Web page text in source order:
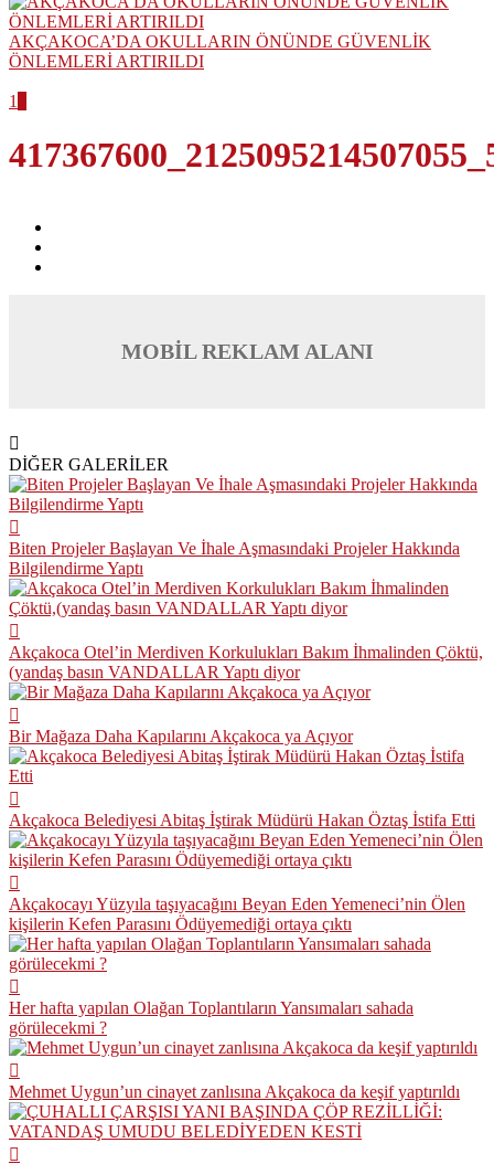
AKÇAKOCA’DA OKULLARIN ÖNÜNDE GÜVENLİK
ÖNLEMLERİ ARTIRILDI
1
MOBİL REKLAM ALANI
DİĞER GALERİLER
Biten Projeler Başlayan Ve İhale Aşmasındaki Projeler Hakkında
Bilgilendirme Yaptı
Akçakoca Otel’in Merdiven Korkulukları Bakım İhmalinden Çöktü,
(yandaş basın VANDALLAR Yaptı diyor
Bir Mağaza Daha Kapılarını Akçakoca ya Açıyor
Akçakoca Belediyesi Abitaş İştirak Müdürü Hakan Öztaş İstifa Etti
Akçakocayı Yüzyıla taşıyacağını Beyan Eden Yemeneci’nin Ölen
kişilerin Kefen Parasını Ödüyemediği ortaya çıktı
Her hafta yapılan Olağan Toplantıların Yansımaları sahada
görülecekmi ?
Mehmet Uygun’un cinayet zanlısına Akçakoca da keşif yaptırıldı